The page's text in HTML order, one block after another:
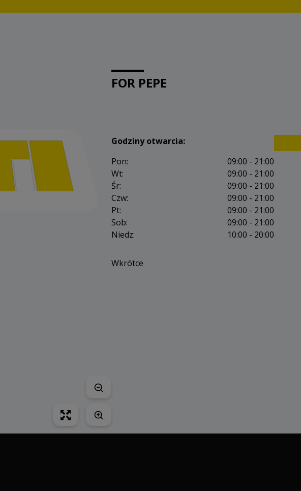
FOR PEPE
Godziny otwarcia:
Pon:
09:00 - 21:00
Wt:
09:00 - 21:00
Śr:
09:00 - 21:00
Czw:
09:00 - 21:00
Pt:
09:00 - 21:00
Sob:
09:00 - 21:00
Niedz:
10:00 - 20:00
Wkrótce